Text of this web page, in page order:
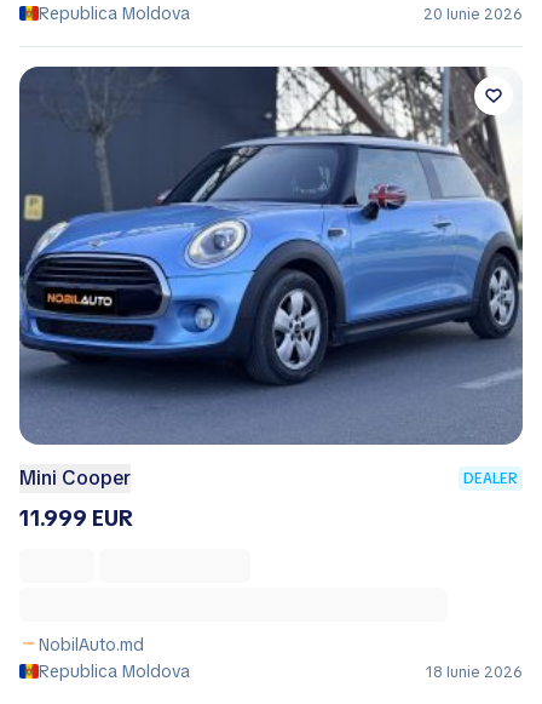
Republica Moldova
20 Iunie 2026
Mini Cooper DEALER
11.999 EUR
NobilAuto.md
Republica Moldova
18 Iunie 2026